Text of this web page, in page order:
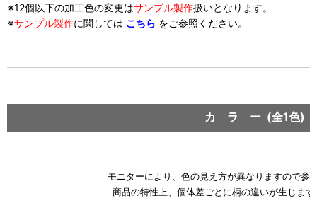
※12個以下の加工色の変更はサンプル製作扱いとなります。
※サンプル製作に関しては こちら をご参照ください。
カ ラ ー (全1色)
モニターにより、色の見え方が異なりますので参
商品の特性上、個体差ごとに柄の違いが生じま